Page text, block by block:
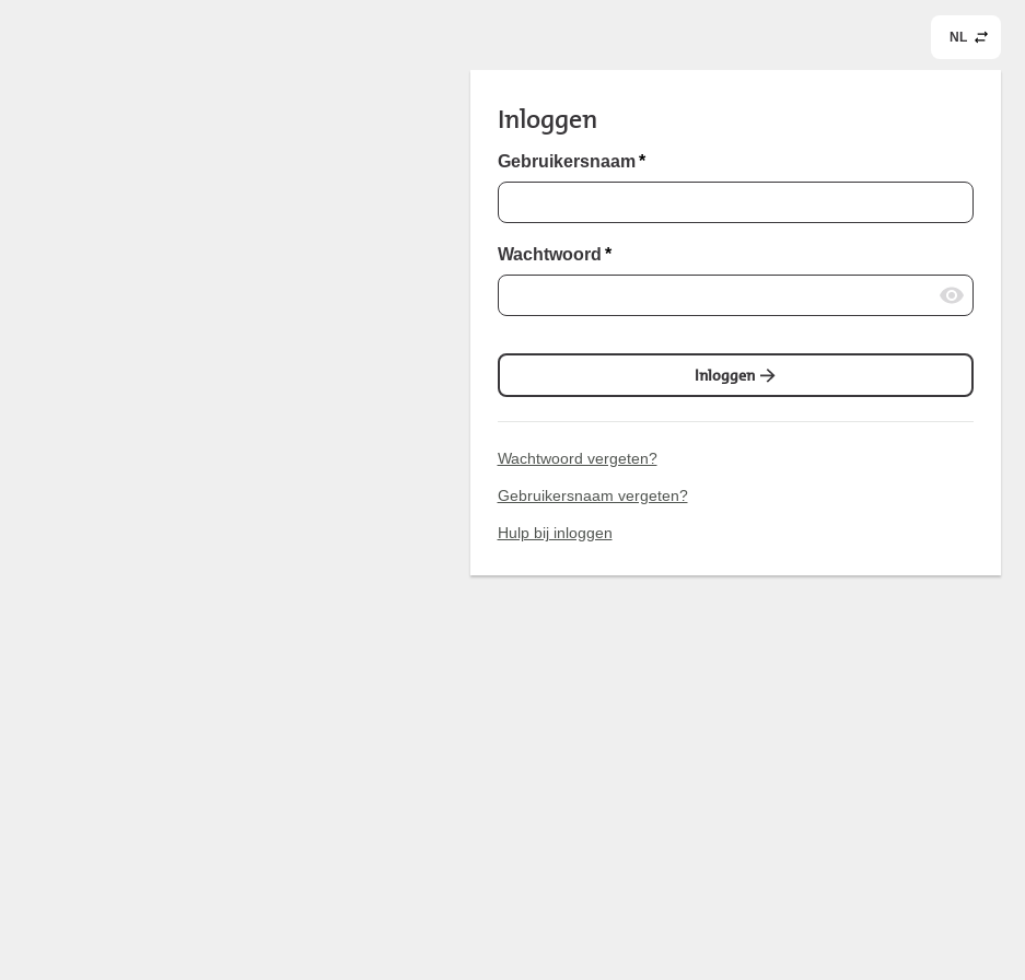
NL
Inloggen
Gebruikersnaam *
Wachtwoord *
Inloggen
Wachtwoord vergeten?
Gebruikersnaam vergeten?
Hulp bij inloggen